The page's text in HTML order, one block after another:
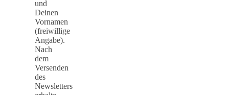
und
Deinen
Vornamen
(freiwillige
Angabe).
Nach
dem
Versenden
des
Newsletters